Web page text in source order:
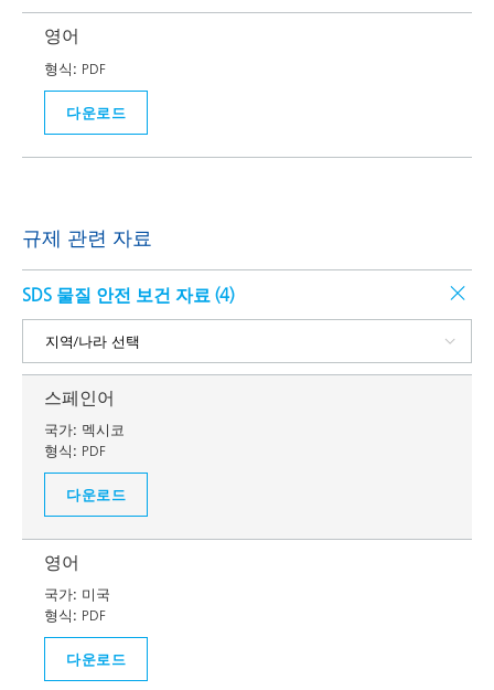
영어
형식: PDF
다운로드
규제 관련 자료
SDS 물질 안전 보건 자료 (4)
스페인어
국가: 멕시코
형식: PDF
다운로드
영어
국가: 미국
형식: PDF
다운로드